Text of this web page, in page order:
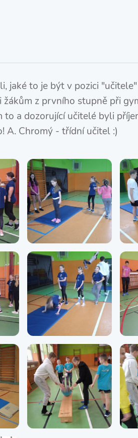
jaké to je být v pozici
z prvního stupně při
to a dozorující učitelé byli
A. Chromý - třídní učitel :)